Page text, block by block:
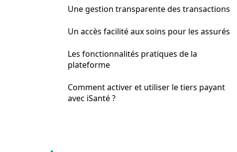
Une gestion transparente des transactions
Un accès facilité aux soins pour les assurés
Les fonctionnalités pratiques de la
plateforme
Comment activer et utiliser le tiers payant
avec iSanté ?